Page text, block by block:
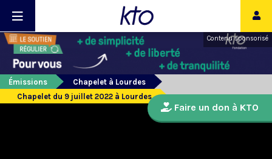
Contenu sponsorisé
Émissions
Chapelet à Lourdes
Chapelet du 9 juillet 2022 à Lourdes
Faire un don à KTO